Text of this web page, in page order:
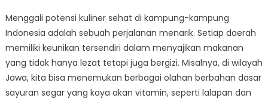
Menggali potensi kuliner sehat di kampung-kampung
Indonesia adalah sebuah perjalanan menarik. Setiap daerah
memiliki keunikan tersendiri dalam menyajikan makanan
yang tidak hanya lezat tetapi juga bergizi. Misalnya, di wilayah
Jawa, kita bisa menemukan berbagai olahan berbahan dasar
sayuran segar yang kaya akan vitamin, seperti lalapan dan